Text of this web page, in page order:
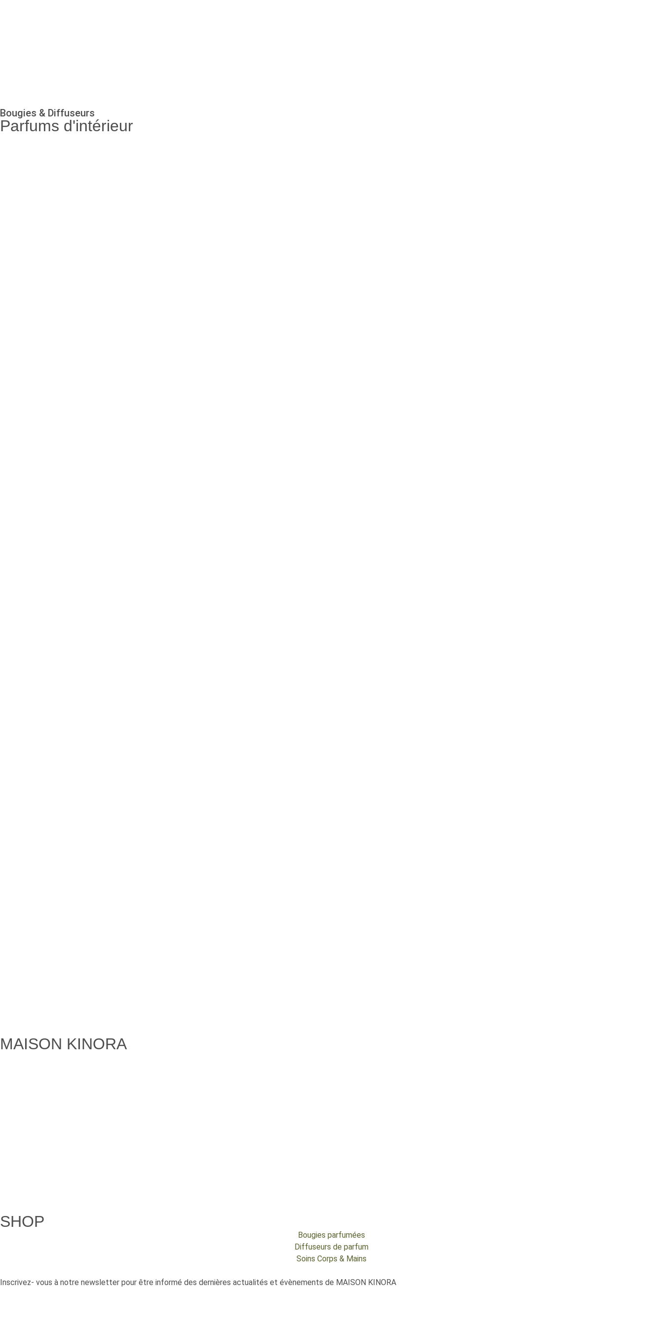
Bougies & Diffuseurs
Parfums d'intérieur
MAISON KINORA
SHOP
Bougies parfumées
Diffuseurs de parfum
Soins Corps & Mains
Inscrivez- vous à notre newsletter pour être informé des dernières actualités et évènements de MAISON KINORA